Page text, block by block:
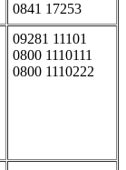
0841 17253
09281 11101
0800 1110111
0800 1110222